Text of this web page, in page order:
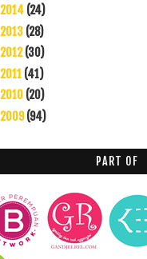
2014 (24)
2013 (28)
2012(30)
2011 (41)
2010 (20)
2009(94)
PART OF